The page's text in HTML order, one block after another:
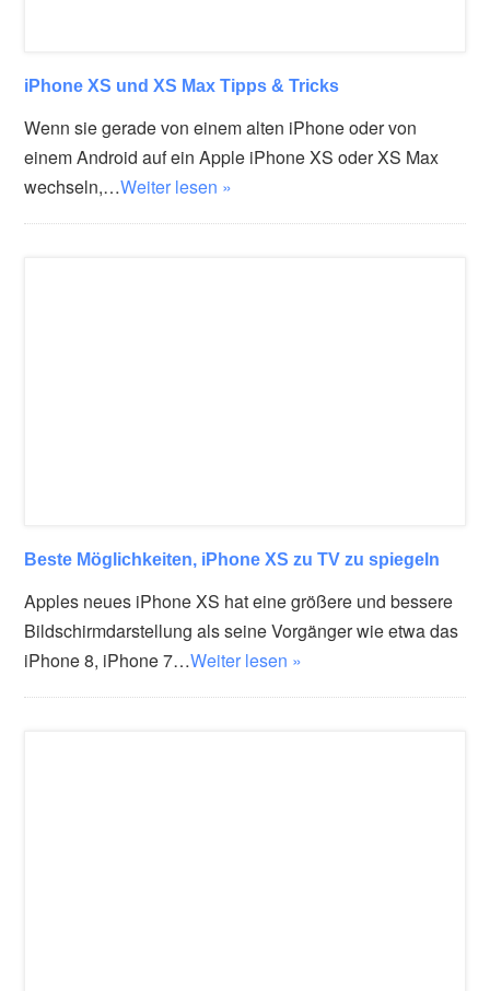
iPhone XS und XS Max Tipps & Tricks
Wenn sie gerade von einem alten iPhone oder von
einem Android auf ein Apple iPhone XS oder XS Max
wechseln,…Weiter lesen »
Beste Möglichkeiten, iPhone XS zu TV zu spiegeln
Apples neues iPhone XS hat eine größere und bessere
Bildschirmdarstellung als seine Vorgänger wie etwa das
iPhone 8, iPhone 7…Weiter lesen »